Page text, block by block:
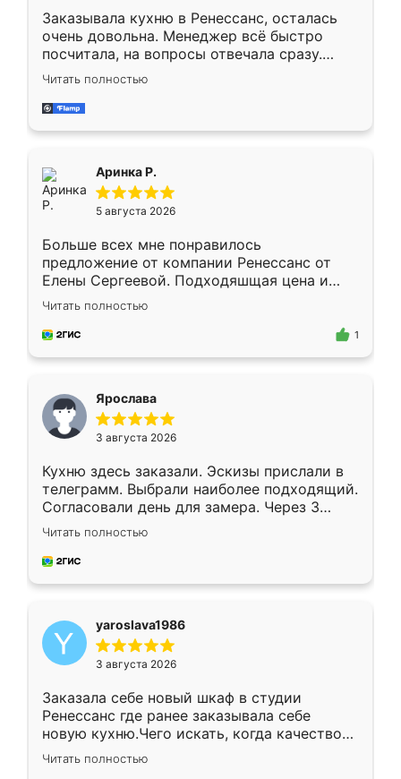
Заказывала кухню в Ренессанс, осталась
очень довольна. Менеджер всё быстро
посчитала, на вопросы отвечала сразу.
Замерщик приехал в субботу, подошёл к
делу со всей ответственностью. Собрали
за день, ребята работали аккуратно, даже
Читать полностью
Аринка Р.
5 августа 2026
Больше всех мне понравилось
предложение от компании Ренессанс от
Елены Сергеевой. Подходяшщая цена и
короткие сроки изготовления. Приехавший
для замера сотрудник Владислав
предложил по моему эскизу самый
Читать полностью
1
Ярослава
3 августа 2026
Кухню здесь заказали. Эскизы прислали в
телеграмм. Выбрали наиболее подходящий.
Согласовали день для замера. Через 3
недели кухня была уже готова. Остались
довольны работой. Спасибо Ренессанс
мебель за качественную работу!
Читать полностью
yaroslava1986
3 августа 2026
Заказала себе новый шкаф в студии
Ренессанс где ранее заказывала себе
новую кухню.Чего искать, когда качеством
вполне довольна. Служит кухня уже почти
два года, нареканий нет.
Читать полностью